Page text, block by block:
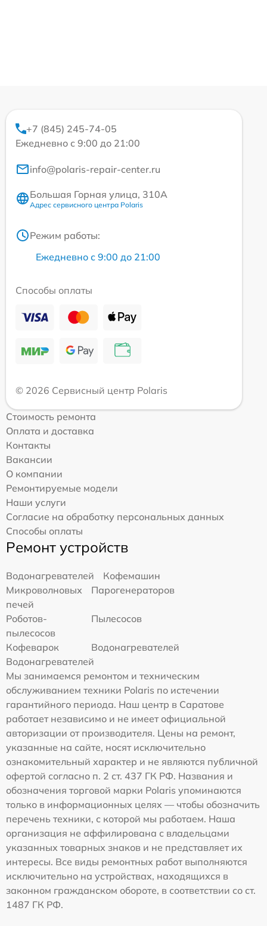
+7 (845) 245-74-05
Ежедневно с 9:00 до 21:00
info@polaris-repair-center.ru
Большая Горная улица, 310А
Адрес сервисного центра Polaris
Режим работы:
Ежедневно с 9:00 до 21:00
Способы оплаты
© 2026 Сервисный центр Polaris
Стоимость ремонта
Оплата и доставка
Контакты
Вакансии
О компании
Ремонтируемые модели
Наши услуги
Согласие на обработку персональных данных
Способы оплаты
Ремонт устройств
Водонагревателей
Кофемашин
Микроволновых
печей
Парогенераторов
Роботов-
пылесосов
Пылесосов
Кофеварок
Водонагревателей
Водонагревателей
Мы занимаемся ремонтом и техническим
обслуживанием техники Polaris по истечении
гарантийного периода. Наш центр в Саратове
работает независимо и не имеет официальной
авторизации от производителя. Цены на ремонт,
указанные на сайте, носят исключительно
ознакомительный характер и не являются публичной
офертой согласно п. 2 ст. 437 ГК РФ. Названия и
обозначения торговой марки Polaris упоминаются
только в информационных целях — чтобы обозначить
перечень техники, с которой мы работаем. Наша
организация не аффилирована с владельцами
указанных товарных знаков и не представляет их
интересы. Все виды ремонтных работ выполняются
исключительно на устройствах, находящихся в
законном гражданском обороте, в соответствии со ст.
1487 ГК РФ.